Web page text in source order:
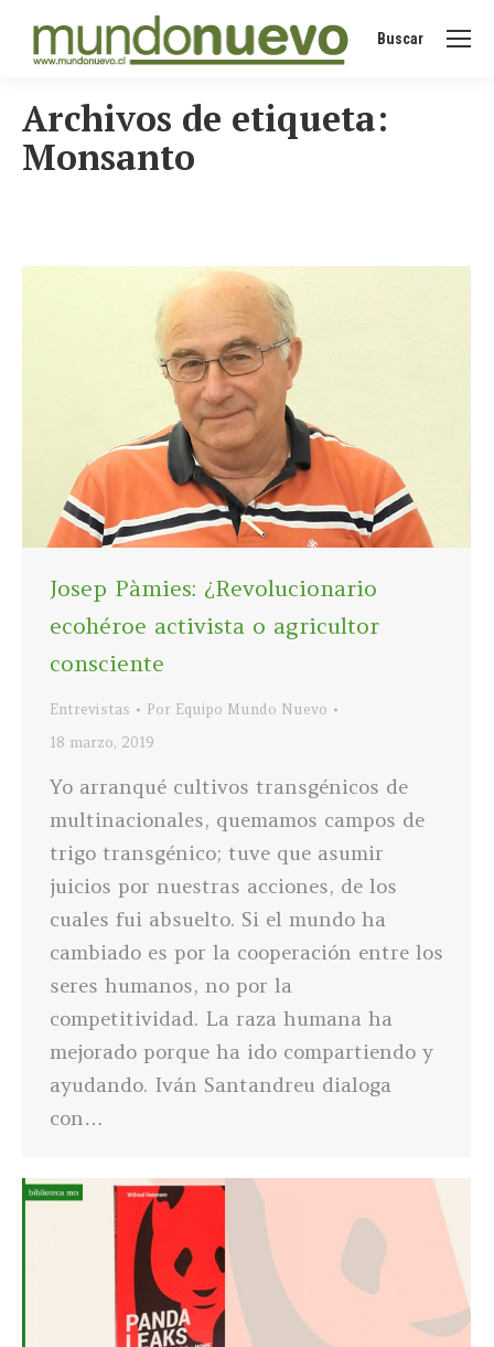
Buscar:
Buscar
Archivos de etiqueta:
Monsanto
Josep Pàmies: ¿Revolucionario
ecohéroe activista o agricultor
consciente
Entrevistas Por Equipo Mundo Nuevo
18 marzo, 2019
Yo arranqué cultivos transgénicos de
multinacionales, quemamos campos de
trigo transgénico; tuve que asumir
juicios por nuestras acciones, de los
cuales fui absuelto. Si el mundo ha
cambiado es por la cooperación entre los
seres humanos, no por la
competitividad. La raza humana ha
mejorado porque ha ido compartiendo y
ayudando. Iván Santandreu dialoga
con…